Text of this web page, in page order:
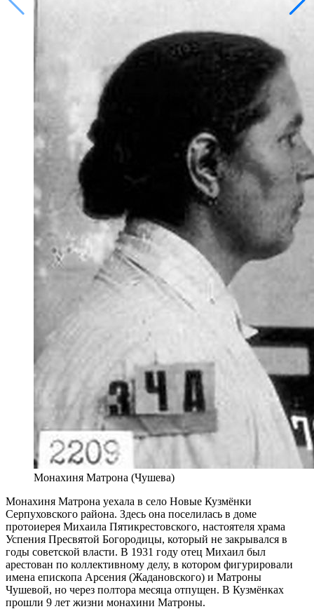
Монахиня Матрона (Чушева)
Монахиня Матрона уехала в село Новые Кузмёнки
Серпуховского района. Здесь она поселилась в доме
протоиерея Михаила Пятикрестовского, настоятеля храма
Успения Пресвятой Богородицы, который не закрывался в
годы советской власти. В 1931 году отец Михаил был
арестован по коллективному делу, в котором фигурировали
имена епископа Арсения (Жадановского) и Матроны
Чушевой, но через полтора месяца отпущен. В Кузмёнках
прошли 9 лет жизни монахини Матроны.